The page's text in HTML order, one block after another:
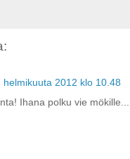
helmikuuta 2012 klo 10.48
Ihana polku vie mökille...